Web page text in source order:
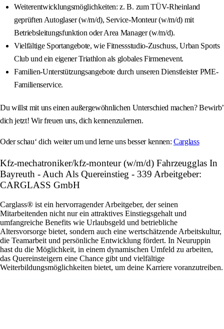
Weiterentwicklungsmöglichkeiten: z. B. zum TÜV-Rheinland
geprüften Autoglaser (w/m/d), Service-Monteur (w/m/d) mit
Betriebsleitungsfunktion oder Area Manager (w/m/d).
Vielfältige Sportangebote, wie Fitnessstudio-Zuschuss, Urban Sports
Club und ein eigener Triathlon als globales Firmenevent.
Familien-Unterstützungsangebote durch unseren Dienstleister PME-
Familienservice.
Du willst mit uns einen außergewöhnlichen Unterschied machen? Bewirb’
dich jetzt! Wir freuen uns, dich kennenzulernen.
Oder schau‘ dich weiter um und lerne uns besser kennen:Carglass
Kfz-mechatroniker/kfz-monteur (w/m/d) Fahrzeugglas In
Bayreuth - Auch Als Quereinstieg - 339 Arbeitgeber:
CARGLASS GmbH
Carglass® ist ein hervorragender Arbeitgeber, der seinen
Mitarbeitenden nicht nur ein attraktives Einstiegsgehalt und
umfangreiche Benefits wie Urlaubsgeld und betriebliche
Altersvorsorge bietet, sondern auch eine wertschätzende Arbeitskultur,
die Teamarbeit und persönliche Entwicklung fördert. In Neuruppin
hast du die Möglichkeit, in einem dynamischen Umfeld zu arbeiten,
das Quereinsteigern eine Chance gibt und vielfältige
Weiterbildungsmöglichkeiten bietet, um deine Karriere voranzutreiben.